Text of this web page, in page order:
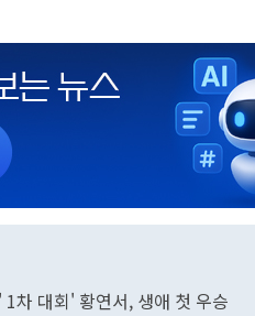
차 대회' 황연서, 생애 첫 우승